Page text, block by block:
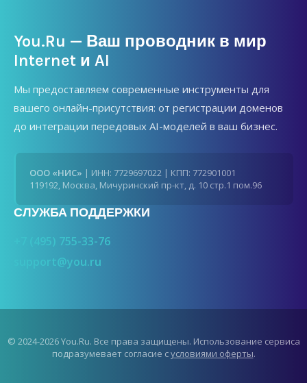
You.Ru — Ваш проводник в мир
Internet и AI
Мы предоставляем современные инструменты для
вашего онлайн-присутствия: от регистрации доменов
до интеграции передовых AI-моделей в ваш бизнес.
ООО «НИС» | ИНН: 7729697022 | КПП: 772901001
119192, Москва, Мичуринский пр-кт, д. 10 стр.1 пом.96
СЛУЖБА ПОДДЕРЖКИ
+7 (495) 755-33-76
support@you.ru
© 2024-2026 You.Ru. Все права защищены. Использование сервиса
подразумевает согласие сусловиями оферты.